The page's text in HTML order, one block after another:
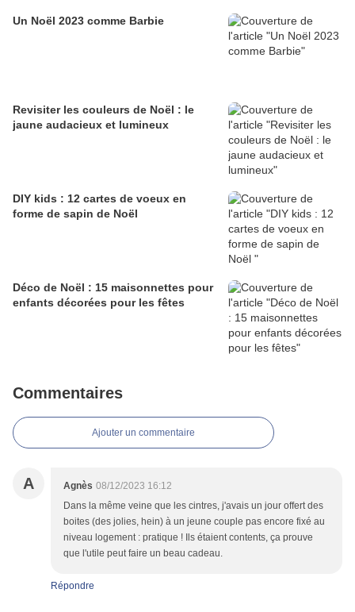
Un Noël 2023 comme Barbie
Revisiter les couleurs de Noël : le
jaune audacieux et lumineux
DIY kids : 12 cartes de voeux en
forme de sapin de Noël
Déco de Noël : 15 maisonnettes pour
enfants décorées pour les fêtes
Commentaires
Ajouter un commentaire
A Agnès 08/12/2023 16:12
Dans la même veine que les cintres, j'avais un jour offert des
boites (des jolies, hein) à un jeune couple pas encore fixé au
niveau logement : pratique ! Ils étaient contents, ça prouve
que l'utile peut faire un beau cadeau.
Répondre